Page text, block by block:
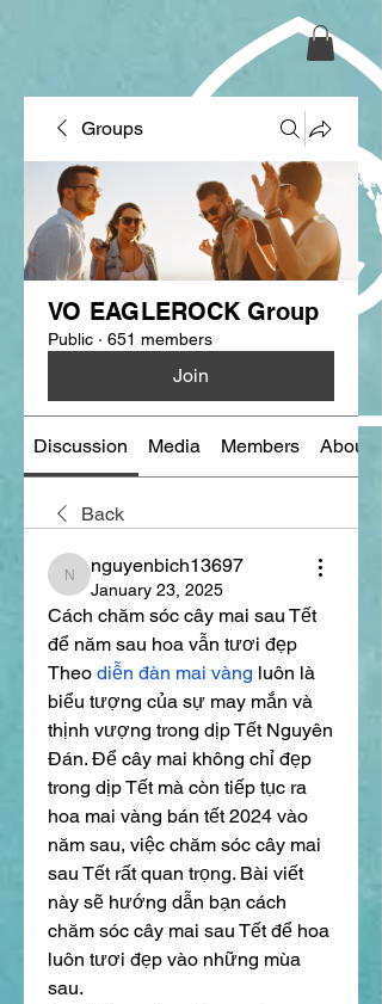
Groups
VO EAGLEROCK Group
Public · 651 members
Join
Discussion Media Members About
Back
nguyenbich13697
nguyenbich13697
January 23, 2025
Cách chăm sóc cây mai sau Tết
để năm sau hoa vẫn tươi đẹp
Theo diễn đàn mai vàng luôn là
biểu tượng của sự may mắn và
thịnh vượng trong dịp Tết Nguyên
Đán. Để cây mai không chỉ đẹp
trong dịp Tết mà còn tiếp tục ra
hoa mai vàng bán tết 2024 vào
năm sau, việc chăm sóc cây mai
sau Tết rất quan trọng. Bài viết
này sẽ hướng dẫn bạn cách
chăm sóc cây mai sau Tết để hoa
luôn tươi đẹp vào những mùa
sau.